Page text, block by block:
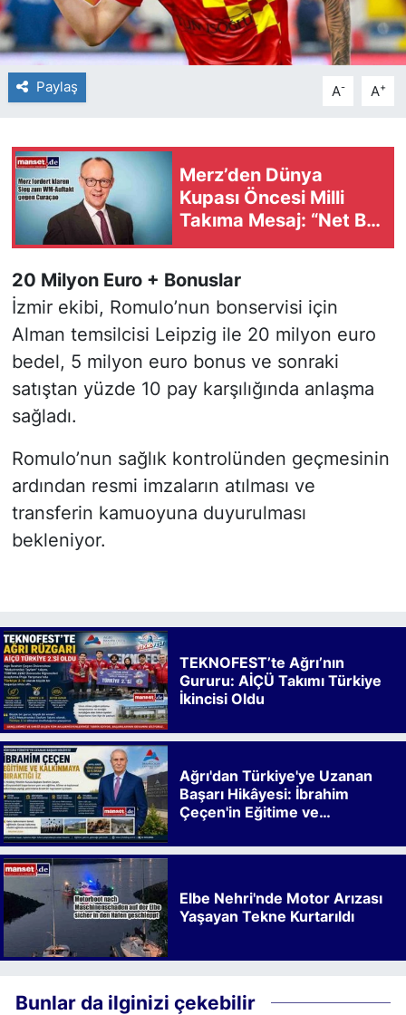
Paylaş A- A+
Merz’den Dünya
Kupası Öncesi Milli
Takıma Mesaj: “Net Bir
Galibiyet Bekliyorum”
20 Milyon Euro + Bonuslar
İzmir ekibi, Romulo’nun bonservisi için
Alman temsilcisi Leipzig ile 20 milyon euro
bedel, 5 milyon euro bonus ve sonraki
satıştan yüzde 10 pay karşılığında anlaşma
sağladı.
Romulo’nun sağlık kontrolünden geçmesinin
ardından resmi imzaların atılması ve
transferin kamuoyuna duyurulması
bekleniyor.
TEKNOFEST’te Ağrı’nın
Gururu: AİÇÜ Takımı Türkiye
İkincisi Oldu
Ağrı'dan Türkiye'ye Uzanan
Başarı Hikâyesi: İbrahim
Çeçen'in Eğitime ve
Elbe Nehri'nde Motor Arızası
Yaşayan Tekne Kurtarıldı
Bunlar da ilginizi çekebilir